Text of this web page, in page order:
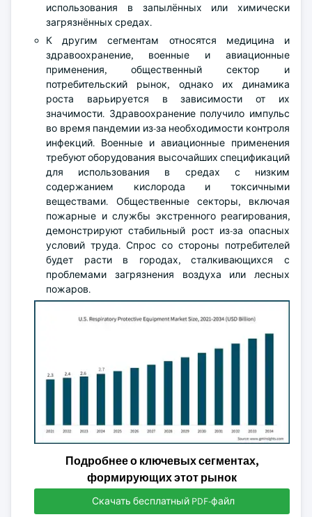
использования в запылённых или химически
загрязнённых средах.
К другим сегментам относятся медицина и
здравоохранение, военные и авиационные
применения, общественный сектор и
потребительский рынок, однако их динамика
роста варьируется в зависимости от их
значимости. Здравоохранение получило импульс
во время пандемии из-за необходимости контроля
инфекций. Военные и авиационные применения
требуют оборудования высочайших спецификаций
для использования в средах с низким
содержанием кислорода и токсичными
веществами. Общественные секторы, включая
пожарные и службы экстренного реагирования,
демонстрируют стабильный рост из-за опасных
условий труда. Спрос со стороны потребителей
будет расти в городах, сталкивающихся с
проблемами загрязнения воздуха или лесных
пожаров.
Подробнее о ключевых сегментах,
формирующих этот рынок
Скачать бесплатный PDF-файл